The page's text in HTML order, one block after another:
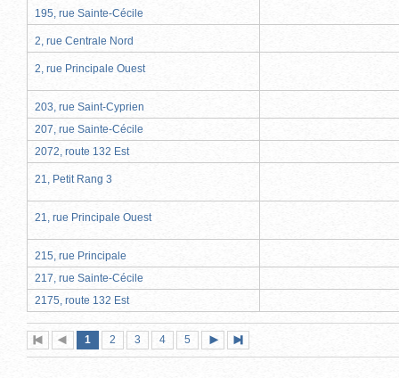
195, rue Sainte-Cécile
2, rue Centrale Nord
2, rue Principale Ouest
203, rue Saint-Cyprien
207, rue Sainte-Cécile
2072, route 132 Est
21, Petit Rang 3
21, rue Principale Ouest
215, rue Principale
217, rue Sainte-Cécile
2175, route 132 Est
Première
page
Page
précédente
Page
1 (page
actuelle)
Page
2 Page
3 Page
4 Page
5
suivante
page